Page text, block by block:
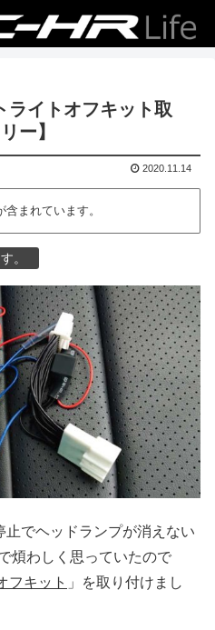
ライトオフキット取
ー】
2020.11.14
まれています。
。
でヘッドランプが消えない
煩わしく思っていたので
フキット 」を取り付けまし